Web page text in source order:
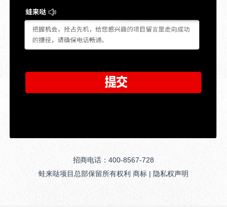
招商电话：400-8567-728
蛙来哒项目总部保留所有权利 商标 | 隐私权声明